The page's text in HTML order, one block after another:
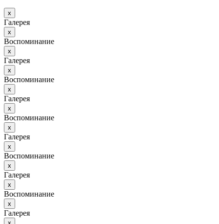
х
Галерея
х
Воспоминание
х
Галерея
х
Воспоминание
х
Галерея
х
Воспоминание
х
Галерея
х
Воспоминание
х
Галерея
х
Воспоминание
х
Галерея